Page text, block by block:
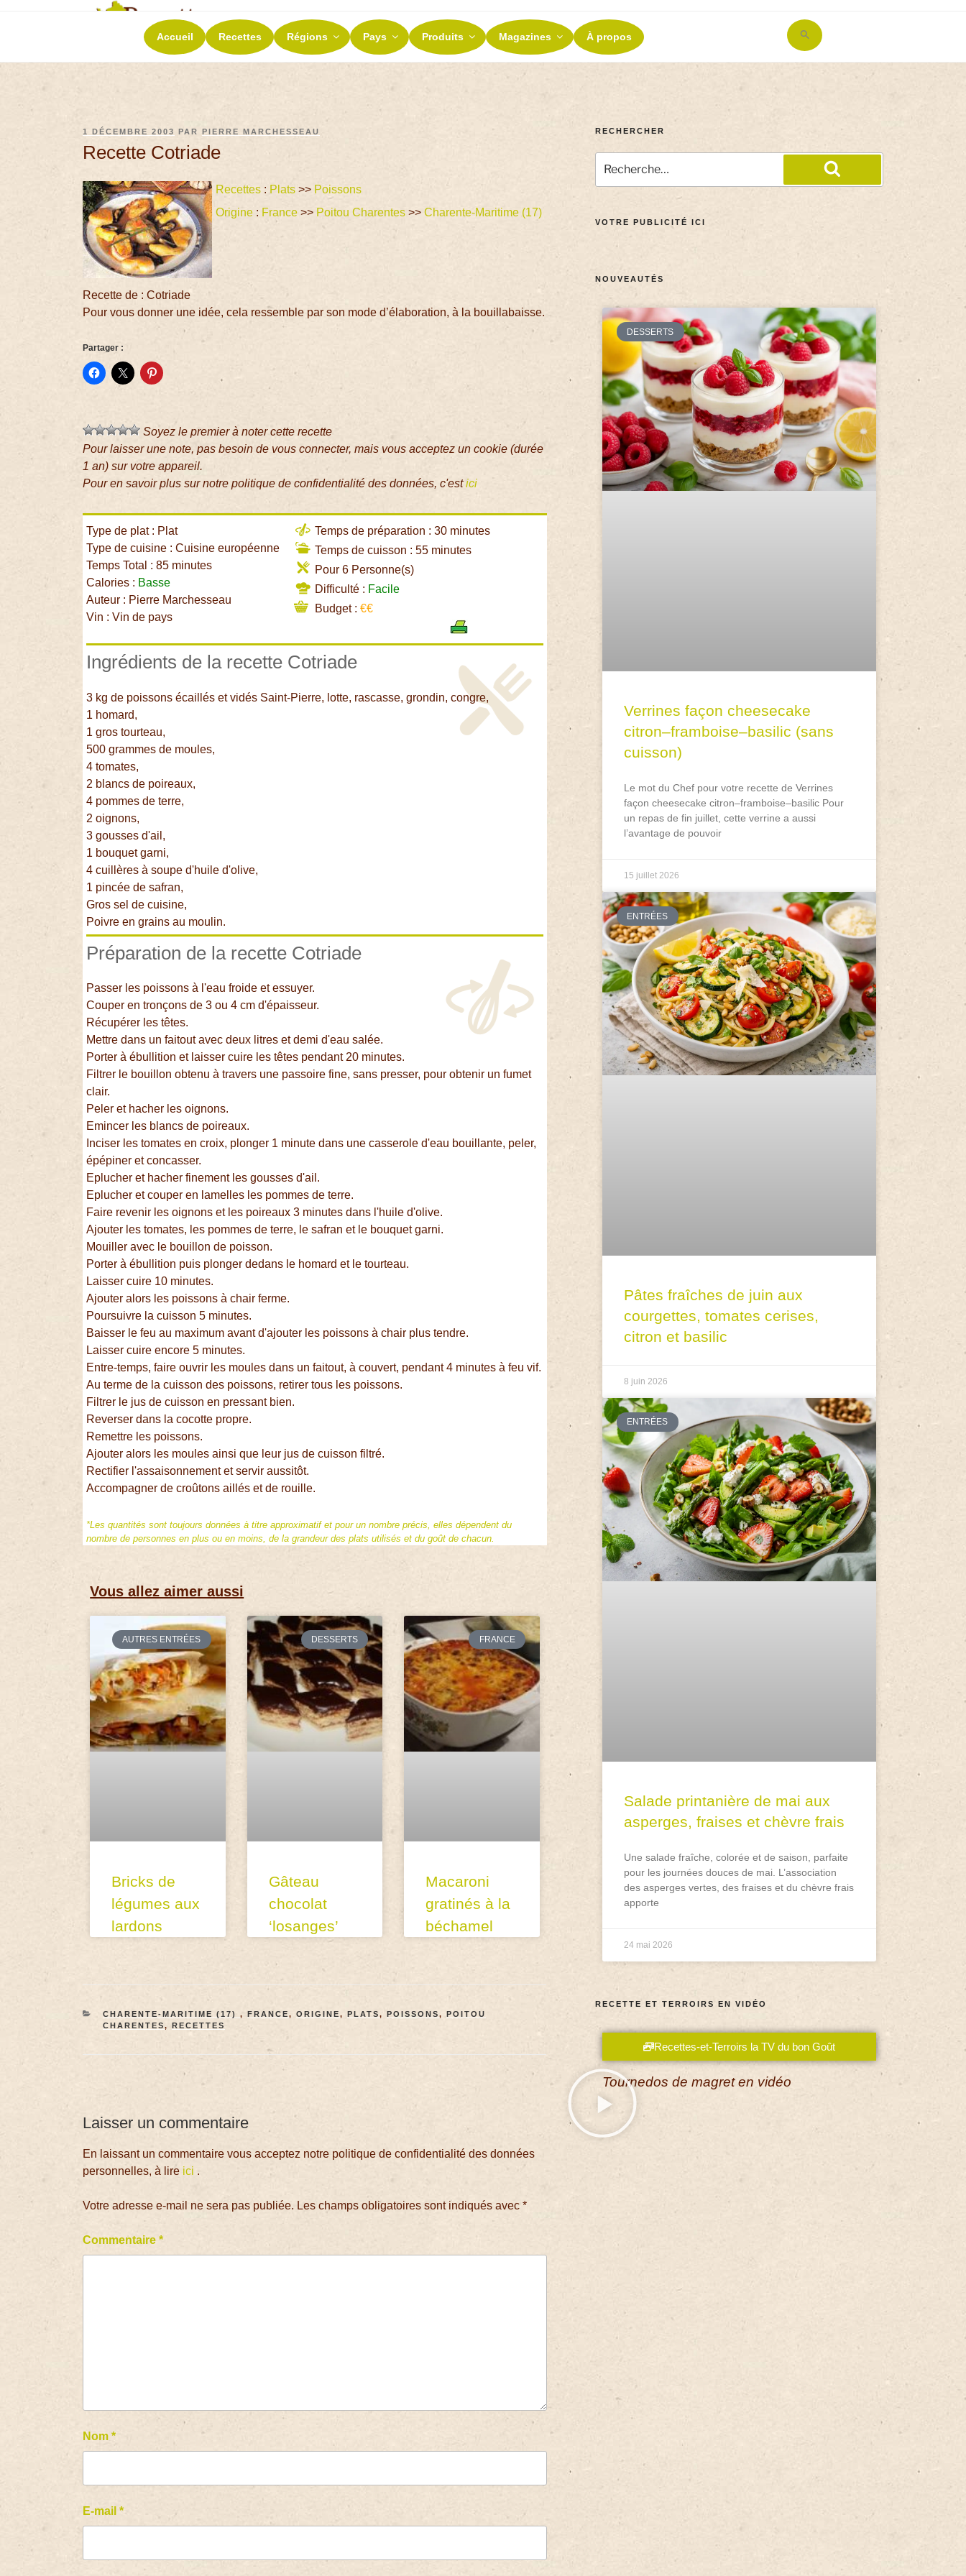
RECETTES ET TERROIRS
La richesse de nos terroirs
Accueil Recettes Régions Pays Produits Magazines À propos
Search
for:
1 DÉCEMBRE 2003 PARPIERRE MARCHESSEAU
Recette Cotriade
Recettes : Plats >> Poissons
Origine : France >> Poitou Charentes >>Charente-Maritime (17)
Recette de : Cotriade
Pour vous donner une idée, cela ressemble par son mode d’élaboration, à la bouillabaisse.
Partager :
Soyez le premier à noter cette recette
Pour laisser une note, pas besoin de vous connecter, mais vous acceptez un cookie (durée
1 an) sur votre appareil.
Pour en savoir plus sur notre politique de confidentialité des données, c'estici
Type de plat : Plat
Type de cuisine : Cuisine européenne
Temps Total : 85 minutes
Calories : Basse
Auteur : Pierre Marchesseau
Vin : Vin de pays
Temps de préparation : 30 minutes
Temps de cuisson : 55 minutes
Pour 6 Personne(s)
Difficulté : Facile
Budget :€€
Ingrédients de la recette Cotriade
3 kg de poissons écaillés et vidés Saint-Pierre, lotte, rascasse, grondin, congre,
1 homard,
1 gros tourteau,
500 grammes de moules,
4 tomates,
2 blancs de poireaux,
4 pommes de terre,
2 oignons,
3 gousses d'ail,
1 bouquet garni,
4 cuillères à soupe d'huile d'olive,
1 pincée de safran,
Gros sel de cuisine,
Poivre en grains au moulin.
Préparation de la recette Cotriade
Passer les poissons à l'eau froide et essuyer.
Couper en tronçons de 3 ou 4 cm d'épaisseur.
Récupérer les têtes.
Mettre dans un faitout avec deux litres et demi d'eau salée.
Porter à ébullition et laisser cuire les têtes pendant 20 minutes.
Filtrer le bouillon obtenu à travers une passoire fine, sans presser, pour obtenir un fumet
clair.
Peler et hacher les oignons.
Emincer les blancs de poireaux.
Inciser les tomates en croix, plonger 1 minute dans une casserole d'eau bouillante, peler,
épépiner et concasser.
Eplucher et hacher finement les gousses d'ail.
Eplucher et couper en lamelles les pommes de terre.
Faire revenir les oignons et les poireaux 3 minutes dans l'huile d'olive.
Ajouter les tomates, les pommes de terre, le safran et le bouquet garni.
Mouiller avec le bouillon de poisson.
Porter à ébullition puis plonger dedans le homard et le tourteau.
Laisser cuire 10 minutes.
Ajouter alors les poissons à chair ferme.
Poursuivre la cuisson 5 minutes.
Baisser le feu au maximum avant d'ajouter les poissons à chair plus tendre.
Laisser cuire encore 5 minutes.
Entre-temps, faire ouvrir les moules dans un faitout, à couvert, pendant 4 minutes à feu vif.
Au terme de la cuisson des poissons, retirer tous les poissons.
Filtrer le jus de cuisson en pressant bien.
Reverser dans la cocotte propre.
Remettre les poissons.
Ajouter alors les moules ainsi que leur jus de cuisson filtré.
Rectifier l'assaisonnement et servir aussitôt.
Accompagner de croûtons aillés et de rouille.
*Les quantités sont toujours données à titre approximatif et pour un nombre précis, elles dépendent du
nombre de personnes en plus ou en moins, de la grandeur des plats utilisés et du goût de chacun.
Vous allez aimer aussi
AUTRES ENTRÉES
Bricks de
légumes aux
lardons
DESSERTS
Gâteau
chocolat
‘losanges’
FRANCE
Macaroni
gratinés à la
béchamel
CHARENTE-MARITIME (17) , FRANCE, ORIGINE, PLATS, POISSONS, POITOU
CHARENTES, RECETTES
Laisser un commentaire
En laissant un commentaire vous acceptez notre politique de confidentialité des données
personnelles, à lire ici .
Votre adresse e-mail ne sera pas publiée. Les champs obligatoires sont indiqués avec*
Commentaire*
Nom*
E-mail*
RECHERCHER
VOTRE PUBLICITÉ ICI
NOUVEAUTÉS
DESSERTS
Verrines façon cheesecake
citron–framboise–basilic (sans
cuisson)
Le mot du Chef pour votre recette de Verrines
façon cheesecake citron–framboise–basilic Pour
un repas de fin juillet, cette verrine a aussi
l’avantage de pouvoir
15 juillet 2026
ENTRÉES
Pâtes fraîches de juin aux
courgettes, tomates cerises,
citron et basilic
8 juin 2026
ENTRÉES
Salade printanière de mai aux
asperges, fraises et chèvre frais
Une salade fraîche, colorée et de saison, parfaite
pour les journées douces de mai. L’association
des asperges vertes, des fraises et du chèvre frais
apporte
24 mai 2026
RECETTE ET TERROIRS EN VIDÉO
Recettes-et-Terroirs la TV du bon Goût
Tournedos de magret en vidéo